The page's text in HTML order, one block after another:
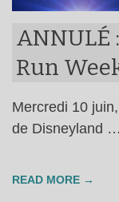
ANNULÉ
Run
Mercredi 10
de Disneyland …
READ MORE →